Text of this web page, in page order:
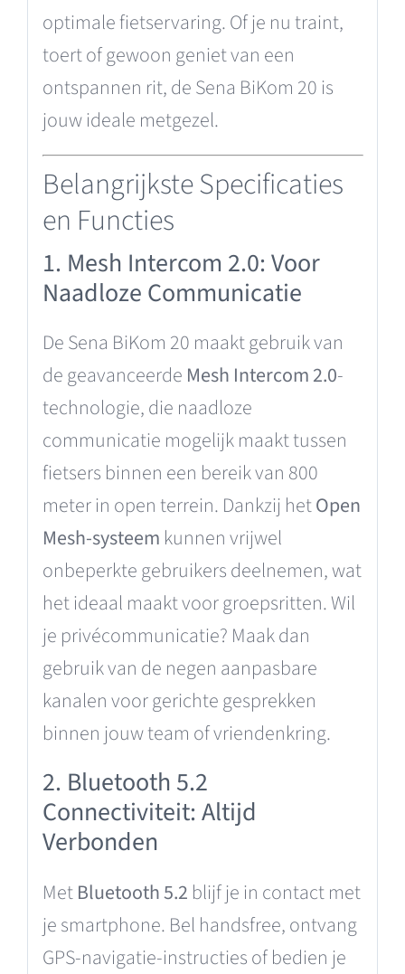
optimale fietservaring. Of je nu traint,
toert of gewoon geniet van een
ontspannen rit, de Sena BiKom 20 is
jouw ideale metgezel.
Belangrijkste Specificaties
en Functies
1. Mesh Intercom 2.0: Voor
Naadloze Communicatie
De Sena BiKom 20 maakt gebruik van
de geavanceerde Mesh Intercom 2.0-
technologie, die naadloze
communicatie mogelijk maakt tussen
fietsers binnen een bereik van 800
meter in open terrein. Dankzij hetOpen
Mesh-systeem kunnen vrijwel
onbeperkte gebruikers deelnemen, wat
het ideaal maakt voor groepsritten. Wil
je privécommunicatie? Maak dan
gebruik van de negen aanpasbare
kanalen voor gerichte gesprekken
binnen jouw team of vriendenkring.
2. Bluetooth 5.2
Connectiviteit: Altijd
Verbonden
MetBluetooth 5.2 blijf je in contact met
je smartphone. Bel handsfree, ontvang
GPS-navigatie-instructies of bedien je